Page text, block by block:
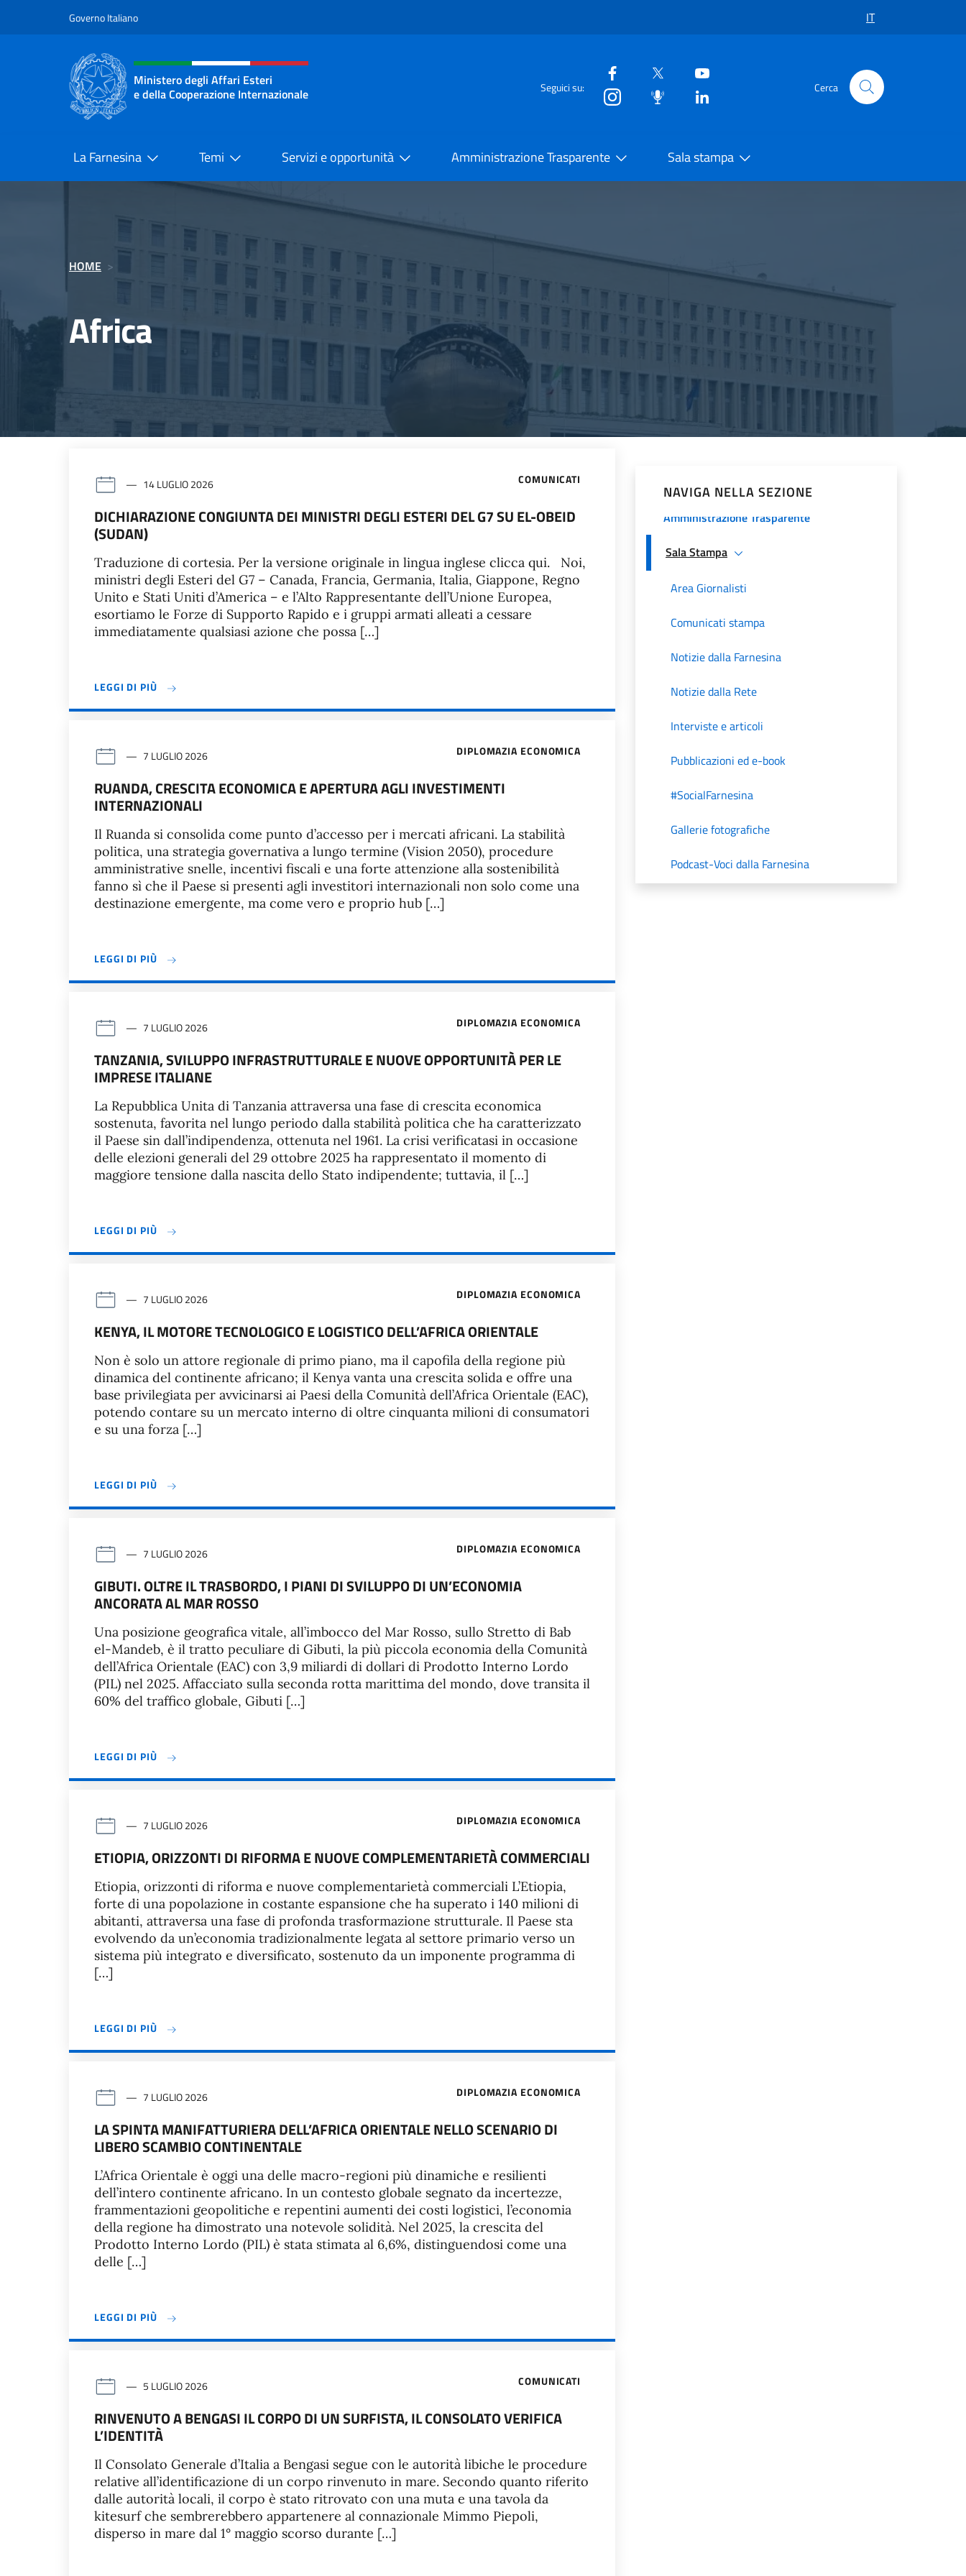
Governo Italiano IT
Intestazione sito, social e menù
Ministero degli Affari Esteri
e della Cooperazione Internazionale
Seguici su: Cerca
La Farnesina Temi Servizi e opportunità Amministrazione Trasparente Sala stampa
HOME >
Africa
COMUNICATI
14 LUGLIO 2026
DICHIARAZIONE CONGIUNTA DEI MINISTRI DEGLI ESTERI DEL G7 SU EL-OBEID
(SUDAN)
Traduzione di cortesia. Per la versione originale in lingua inglese clicca qui. Noi,
ministri degli Esteri del G7 – Canada, Francia, Germania, Italia, Giappone, Regno
Unito e Stati Uniti d’America – e l’Alto Rappresentante dell’Unione Europea,
esortiamo le Forze di Supporto Rapido e i gruppi armati alleati a cessare
immediatamente qualsiasi azione che possa […]
LEGGI DI PIÙ
DIPLOMAZIA ECONOMICA
7 LUGLIO 2026
RUANDA, CRESCITA ECONOMICA E APERTURA AGLI INVESTIMENTI
INTERNAZIONALI
Il Ruanda si consolida come punto d’accesso per i mercati africani. La stabilità
politica, una strategia governativa a lungo termine (Vision 2050), procedure
amministrative snelle, incentivi fiscali e una forte attenzione alla sostenibilità
fanno sì che il Paese si presenti agli investitori internazionali non solo come una
destinazione emergente, ma come vero e proprio hub […]
LEGGI DI PIÙ
DIPLOMAZIA ECONOMICA
7 LUGLIO 2026
TANZANIA, SVILUPPO INFRASTRUTTURALE E NUOVE OPPORTUNITÀ PER LE
IMPRESE ITALIANE
La Repubblica Unita di Tanzania attraversa una fase di crescita economica
sostenuta, favorita nel lungo periodo dalla stabilità politica che ha caratterizzato
il Paese sin dall’indipendenza, ottenuta nel 1961. La crisi verificatasi in occasione
delle elezioni generali del 29 ottobre 2025 ha rappresentato il momento di
maggiore tensione dalla nascita dello Stato indipendente; tuttavia, il […]
LEGGI DI PIÙ
DIPLOMAZIA ECONOMICA
7 LUGLIO 2026
KENYA, IL MOTORE TECNOLOGICO E LOGISTICO DELL’AFRICA ORIENTALE
Non è solo un attore regionale di primo piano, ma il capofila della regione più
dinamica del continente africano; il Kenya vanta una crescita solida e offre una
base privilegiata per avvicinarsi ai Paesi della Comunità dell’Africa Orientale (EAC),
potendo contare su un mercato interno di oltre cinquanta milioni di consumatori
e su una forza […]
LEGGI DI PIÙ
DIPLOMAZIA ECONOMICA
7 LUGLIO 2026
GIBUTI. OLTRE IL TRASBORDO, I PIANI DI SVILUPPO DI UN’ECONOMIA
ANCORATA AL MAR ROSSO
Una posizione geografica vitale, all’imbocco del Mar Rosso, sullo Stretto di Bab
el-Mandeb, è il tratto peculiare di Gibuti, la più piccola economia della Comunità
dell’Africa Orientale (EAC) con 3,9 miliardi di dollari di Prodotto Interno Lordo
(PIL) nel 2025. Affacciato sulla seconda rotta marittima del mondo, dove transita il
60% del traffico globale, Gibuti […]
LEGGI DI PIÙ
DIPLOMAZIA ECONOMICA
7 LUGLIO 2026
ETIOPIA, ORIZZONTI DI RIFORMA E NUOVE COMPLEMENTARIETÀ COMMERCIALI
Etiopia, orizzonti di riforma e nuove complementarietà commerciali L’Etiopia,
forte di una popolazione in costante espansione che ha superato i 140 milioni di
abitanti, attraversa una fase di profonda trasformazione strutturale. Il Paese sta
evolvendo da un’economia tradizionalmente legata al settore primario verso un
sistema più integrato e diversificato, sostenuto da un imponente programma di
[…]
LEGGI DI PIÙ
DIPLOMAZIA ECONOMICA
7 LUGLIO 2026
LA SPINTA MANIFATTURIERA DELL’AFRICA ORIENTALE NELLO SCENARIO DI
LIBERO SCAMBIO CONTINENTALE
L’Africa Orientale è oggi una delle macro-regioni più dinamiche e resilienti
dell’intero continente africano. In un contesto globale segnato da incertezze,
frammentazioni geopolitiche e repentini aumenti dei costi logistici, l’economia
della regione ha dimostrato una notevole solidità. Nel 2025, la crescita del
Prodotto Interno Lordo (PIL) è stata stimata al 6,6%, distinguendosi come una
delle […]
LEGGI DI PIÙ
COMUNICATI
5 LUGLIO 2026
RINVENUTO A BENGASI IL CORPO DI UN SURFISTA, IL CONSOLATO VERIFICA
L’IDENTITÀ
Il Consolato Generale d’Italia a Bengasi segue con le autorità libiche le procedure
relative all’identificazione di un corpo rinvenuto in mare. Secondo quanto riferito
dalle autorità locali, il corpo è stato ritrovato con una muta e una tavola da
kitesurf che sembrerebbero appartenere al connazionale Mimmo Piepoli,
disperso in mare dal 1° maggio scorso durante […]
NAVIGA NELLA SEZIONE
Procedura comparativa pubblica
Minoranze Cristiane 2026
La Farnesina
Amministrazione Trasparente
Sala Stampa
Area Giornalisti
Comunicati stampa
Notizie dalla Farnesina
Notizie dalla Rete
Interviste e articoli
Pubblicazioni ed e-book
#SocialFarnesina
Gallerie fotografiche
Podcast-Voci dalla Farnesina